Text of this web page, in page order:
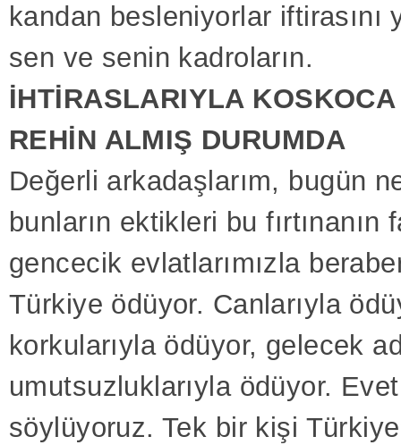
kandan besleniyorlar iftirasını
sen ve senin kadroların.
İHTİRASLARIYLA
REHİN ALMIŞ DURUMDA
Değerli arkadaşlarım, bugün
bunların ektikleri bu fırtınanın
gencecik evlatlarımızla
Türkiye ödüyor. Canlarıyla
korkularıyla ödüyor, gelecek
umutsuzluklarıyla ödüyor.
söylüyoruz. Tek bir kişi